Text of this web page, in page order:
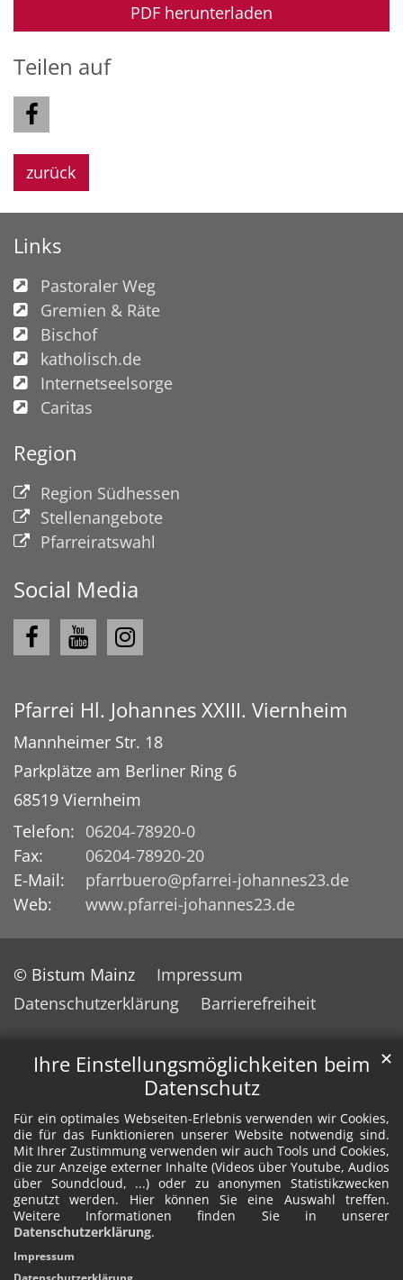
Ihre Einstellungsmöglichkeiten beim
Datenschutz
Für ein optimales Webseiten-Erlebnis verwenden wir Cookies,
die für das Funktionieren unserer Website notwendig sind.
Mit Ihrer Zustimmung verwenden wir auch Tools und Cookies,
die zur Anzeige externer Inhalte (Videos über Youtube, Audios
über Soundcloud, ...) oder zu anonymen Statistikzwecken
genutzt werden. Hier können Sie eine Auswahl treffen.
Weitere Informationen finden Sie in unserer
Datenschutzerklärung.
✕
Impressum
PDF herunterladen
Teilen auf
zurück
Links
Pastoraler Weg
Gremien & Räte
Bischof
katholisch.de
Internetseelsorge
Caritas
Region
Region Südhessen
Stellenangebote
Pfarreiratswahl
Social Media
Pfarrei Hl. Johannes XXIII. Viernheim
Mannheimer Str. 18
Parkplätze am Berliner Ring 6
68519 Viernheim
Telefon: 06204-78920-0
Fax:
06204-78920-20
E-Mail:
pfarrbuero@pfarrei-johannes23.de
Web:
www.pfarrei-johannes23.de
© Bistum Mainz
Impressum
Datenschutzerklärung
Barrierefreiheit